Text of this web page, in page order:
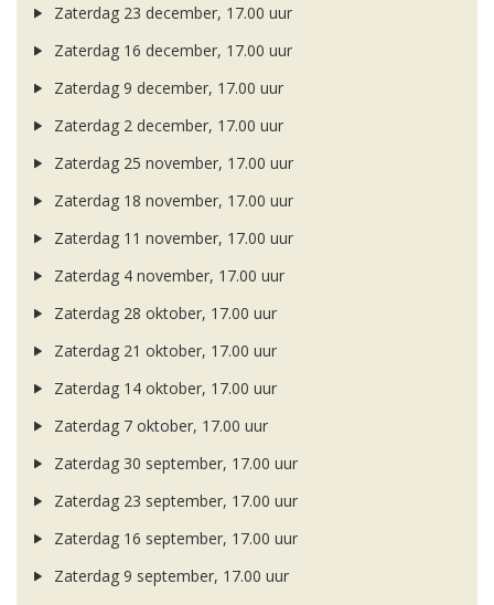
Zaterdag 23 december, 17.00 uur
Zaterdag 16 december, 17.00 uur
Zaterdag 9 december, 17.00 uur
Zaterdag 2 december, 17.00 uur
Zaterdag 25 november, 17.00 uur
Zaterdag 18 november, 17.00 uur
Zaterdag 11 november, 17.00 uur
Zaterdag 4 november, 17.00 uur
Zaterdag 28 oktober, 17.00 uur
Zaterdag 21 oktober, 17.00 uur
Zaterdag 14 oktober, 17.00 uur
Zaterdag 7 oktober, 17.00 uur
Zaterdag 30 september, 17.00 uur
Zaterdag 23 september, 17.00 uur
Zaterdag 16 september, 17.00 uur
Zaterdag 9 september, 17.00 uur